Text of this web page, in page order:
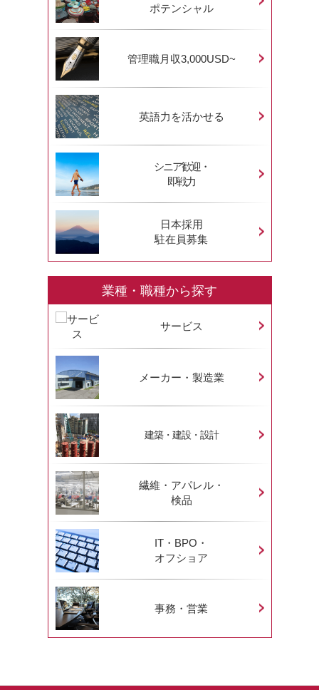
ポテンシャル
管理職月収3,000USD~
英語力を活かせる
シニア歓迎・
即戦力
日本採用
駐在員募集
業種・職種から探す
サービス
メーカー・製造業
建築・建設・設計
繊維・アパレル・
検品
IT・BPO・
オフショア
事務・営業